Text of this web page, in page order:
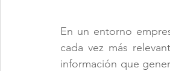
En un entorno
cada vez más
información que